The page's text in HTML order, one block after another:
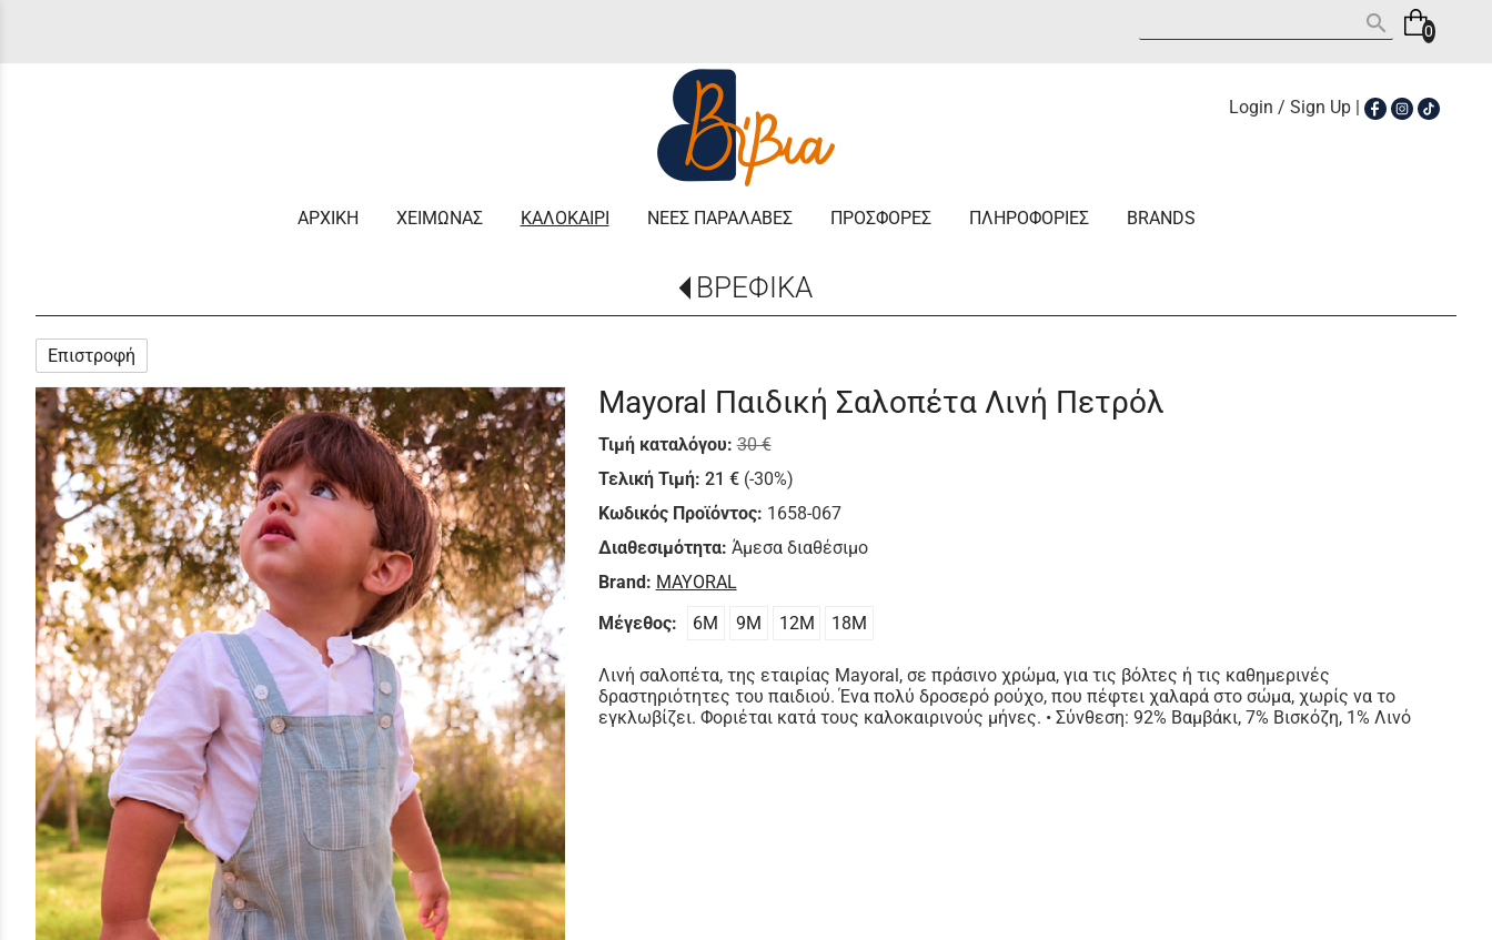
0
search
Login / Sign Up |
ΑΡΧΙΚΗ ΧΕΙΜΩΝΑΣ ΚΑΛΟΚΑΙΡΙ ΝΕΕΣ ΠΑΡΑΛΑΒΕΣ ΠΡΟΣΦΟΡΕΣ ΠΛΗΡΟΦΟΡΙΕΣ BRANDS
ΒΡΕΦΙΚΑ
Επιστροφή
Mayoral Παιδική Σαλοπέτα Λινή Πετρόλ
Τιμή καταλόγου: 30 €
Τελική Τιμή: 21 € (-30%)
Κωδικός Προϊόντος: 1658-067
Διαθεσιμότητα: Άμεσα διαθέσιμο
Brand: MAYORAL
Μέγεθος:
6Μ 9Μ 12Μ 18Μ
Λινή σαλοπέτα, της εταιρίας Mayoral, σε πράσινο χρώμα, για τις βόλτες ή τις καθημερινές
δραστηριότητες του παιδιού. Ένα πολύ δροσερό ρούχο, που πέφτει χαλαρά στο σώμα, χωρίς να το
εγκλωβίζει. Φοριέται κατά τους καλοκαιρινούς μήνες. • Σύνθεση: 92% Βαμβάκι, 7% Βισκόζη, 1% Λινό